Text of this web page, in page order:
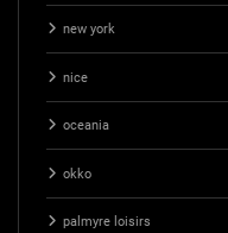
new york
nice
oceania
okko
palmyre loisirs